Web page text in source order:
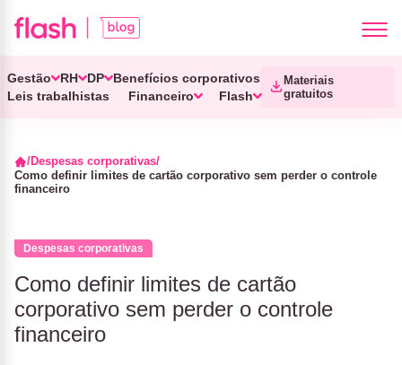
Gestão RH DP
Benefícios corporativos
Leis trabalhistas
Financeiro Flash
Materiais
gratuitos
Despesas corporativas
Como definir limites de cartão corporativo sem perder o controle
financeiro
Despesas corporativas
Como definir limites de cartão
corporativo sem perder o controle
financeiro